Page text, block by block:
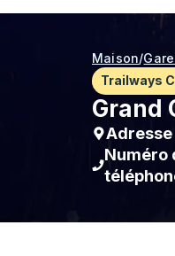
Maison/
Trailways
Grand
Adresse
Numéro